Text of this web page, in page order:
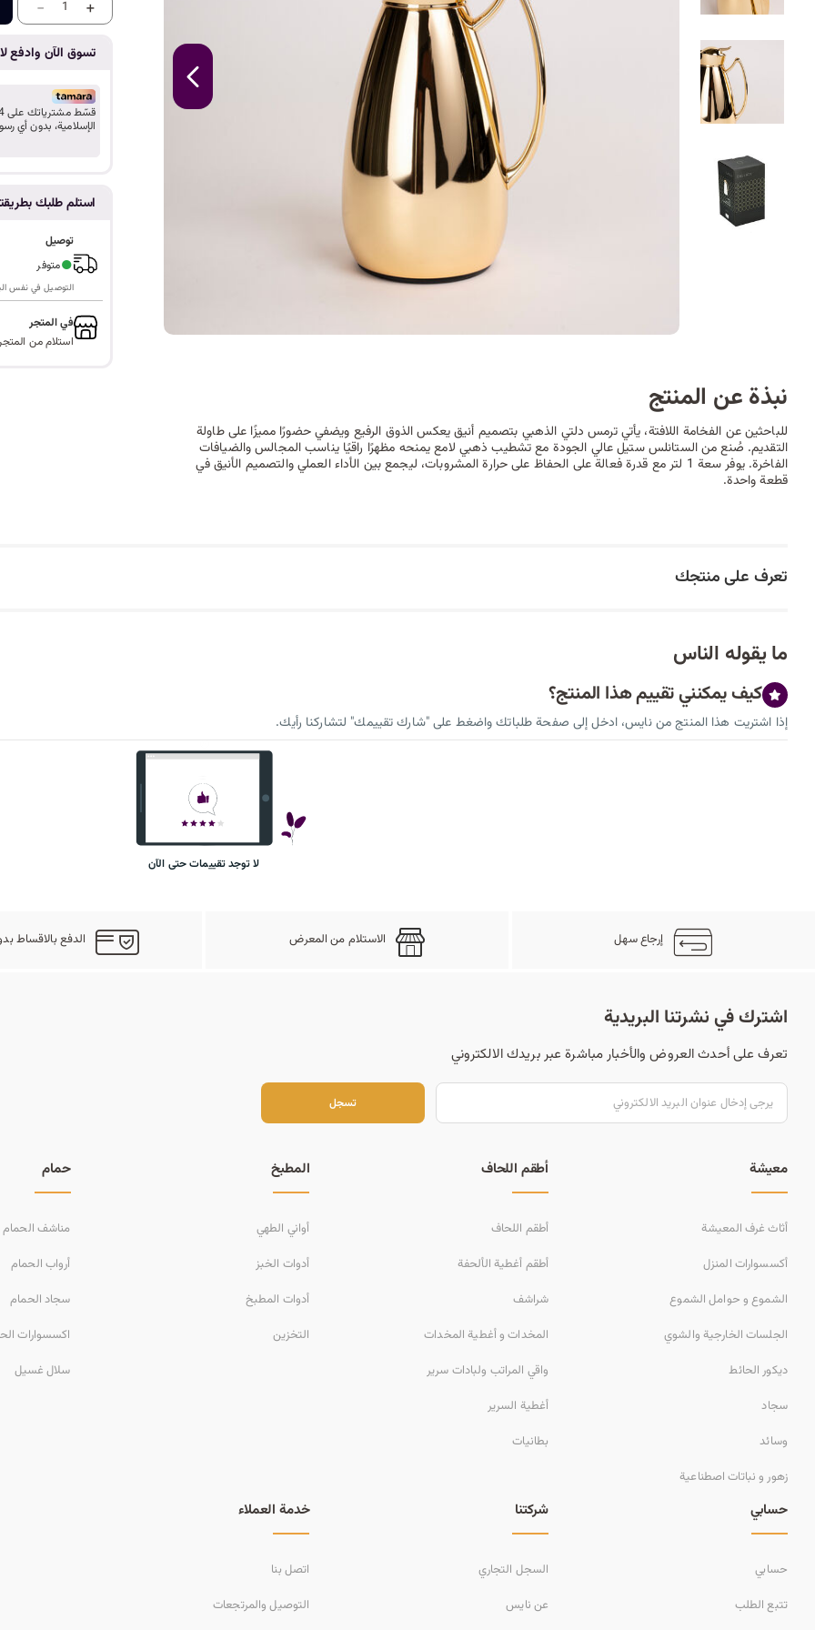
نبذة عن المنتج
للباحثين عن الفخامة اللافتة، يأتي ترمس دلتي الذهبي بتصميم أنيق يعكس الذوق الرفيع ويضفي حضورًا مميزًا على طاولة
التقديم. صُنع من الستانلس ستيل عالي الجودة مع تشطيب ذهبي لامع يمنحه مظهرًا راقيًا يناسب المجالس والضيافات
الفاخرة. يوفر سعة 1 لتر مع قدرة فعالة على الحفاظ على حرارة المشروبات، ليجمع بين الأداء العملي والتصميم الأنيق في
قطعة واحدة.
- 1 +
تسوق الآن وادفع
الإسلامية، بدون أي
استلم طلبك
توصيل
●متوفر
التوصيل في نفس
في المتجر
استلام من المتجر
تعرف على منتجك
ما يقوله الناس
كيف يمكنني تقييم هذا المنتج؟
إذا اشتريت هذا المنتج من نايس، ادخل إلى صفحة طلباتك واضغط على "شارك تقييمك" لتشاركنا رأيك.
لا توجد تقييمات حتى الآن
إرجاع سهل الاستلام من المعرض الدفع بالاقساط
اشترك في نشرتنا البريدية
تعرف على أحدث العروض والأخبار مباشرة عبر بريدك الالكتروني
تسجل
تسجل معيشة
أثاث غرف المعيشة
أكسسوارات المنزل
الشموع و حوامل الشموع
الجلسات الخارجية والشوي
ديكور الحائط
سجاد
وسائد
زهور و نباتات اصطناعية
أطقم اللحاف
أطقم اللحاف
أطقم أغطية الألحفة
شراشف
المخدات و أغطية المخدات
واقي المراتب ولبادات سرير
أغطية السرير
بطانيات
المطبخ
أواني الطهي
أدوات الخبز
أدوات المطبخ
التخزين
حمام
مناشف الحمام
أرواب الحمام
سجاد الحمام
اكسسوارات
سلال غسيل
حسابي
حسابي
تتبع الطلب
شركتنا
السجل التجاري
عن نايس
خدمة العملاء
اتصل بنا
التوصيل والمرتجعات